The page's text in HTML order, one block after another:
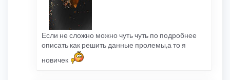
Если не сложно можно чуть чуть по подробнее
описать как решить данные пролемы,а то я
новичек